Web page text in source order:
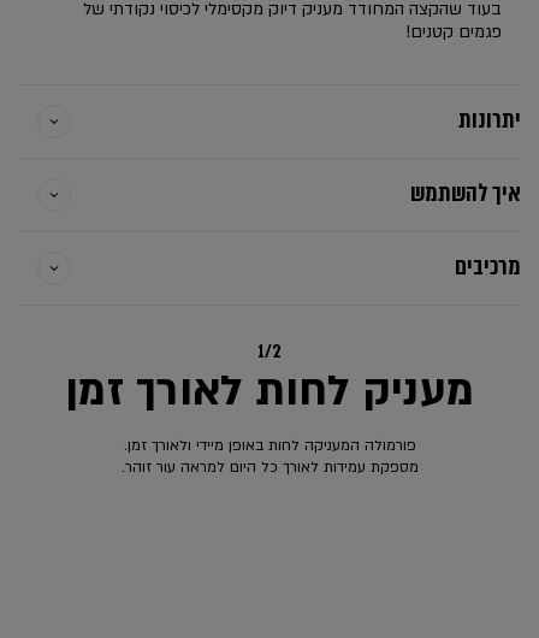
בעוד שהקצה המחודד מעניק דיוק מקסימלי לכיסוי נקודתי של
פגמים קטנים!
יתרונות
איך להשתמש
מרכיבים
1/2
מעניק לחות לאורך זמן
פורמולה המעניקה לחות באופן מיידי ולאורך זמן.
מספקת עמידות לאורך כל היום למראה עור זוהר.